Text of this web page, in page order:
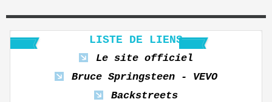
LISTE DE LIENS
Le site officiel
Bruce Springsteen - VEVO
Backstreets